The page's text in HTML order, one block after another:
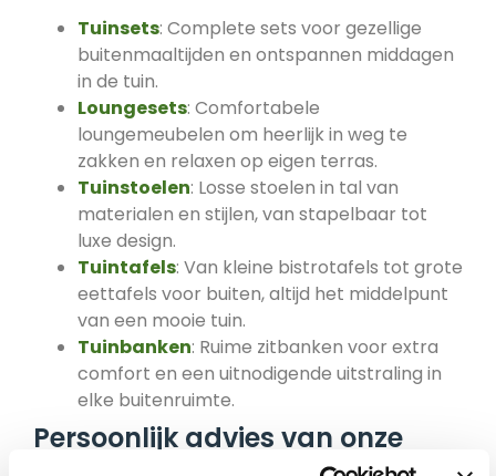
Tuinsets: Complete sets voor gezellige
buitenmaaltijden en ontspannen middagen
in de tuin.
Loungesets: Comfortabele
loungemeubelen om heerlijk in weg te
zakken en relaxen op eigen terras.
Tuinstoelen: Losse stoelen in tal van
materialen en stijlen, van stapelbaar tot
luxe design.
Tuintafels: Van kleine bistrotafels tot grote
eettafels voor buiten, altijd het middelpunt
van een mooie tuin.
Tuinbanken: Ruime zitbanken voor extra
comfort en een uitnodigende uitstraling in
elke buitenruimte.
Persoonlijk advies van onze